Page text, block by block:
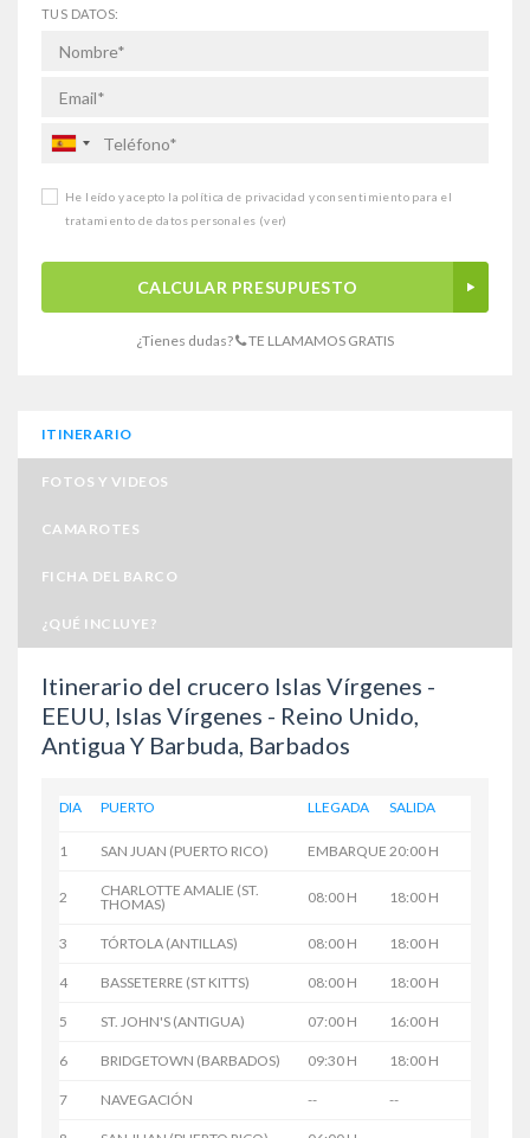
TUS DATOS:
He leído y acepto la política de privacidad y consentimiento para el
tratamiento de datos personales (ver)
CALCULAR PRESUPUESTO
¿Tienes dudas? TE LLAMAMOS GRATIS
ITINERARIO
FOTOS Y VIDEOS
CAMAROTES
FICHA DEL BARCO
¿QUÉ INCLUYE?
Itinerario del crucero Islas Vírgenes -
EEUU, Islas Vírgenes - Reino Unido,
Antigua Y Barbuda, Barbados
DIA PUERTO LLEGADA SALIDA
1 SAN JUAN (PUERTO RICO) EMBARQUE 20:00 H
2
CHARLOTTE AMALIE (ST.
THOMAS)
08:00 H 18:00 H
3 TÓRTOLA (ANTILLAS) 08:00 H 18:00 H
4 BASSETERRE (ST KITTS) 08:00 H 18:00 H
5 ST. JOHN'S (ANTIGUA) 07:00 H 16:00 H
6 BRIDGETOWN (BARBADOS) 09:30 H 18:00 H
7 NAVEGACIÓN -- --